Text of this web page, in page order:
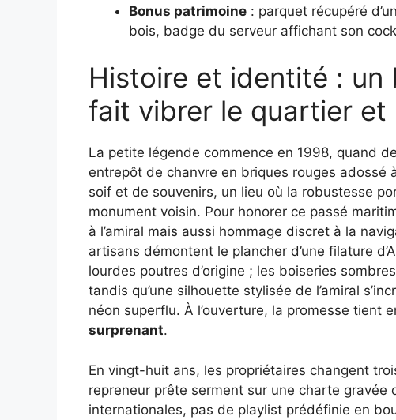
Bonus patrimoine : parquet récupéré
bois, badge du serveur affichant son
Histoire et identité : un
fait vibrer le quartier et
La petite légende commence en 1998, quand
entrepôt de chanvre en briques rouges adossé
soif et de souvenirs, un lieu où la robustesse
monument voisin. Pour honorer ce passé
à l’amiral mais aussi hommage discret à la
artisans démontent le plancher d’une filature
lourdes poutres d’origine ; les boiseries
tandis qu’une silhouette stylisée de l’amiral
néon superflu. À l’ouverture, la promesse tient
surprenant.
En vingt-huit ans, les propriétaires changent
repreneur prête serment sur une charte gravée
internationales, pas de playlist prédéfinie en